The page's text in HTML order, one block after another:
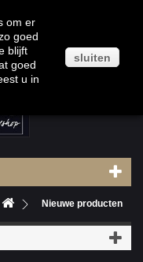
Nieuwe producten
om er
goed
blijft
goed
u in
sluiten